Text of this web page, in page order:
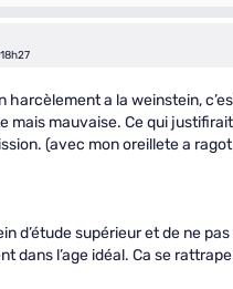
harcèlement a la weinstein,
mais mauvaise. Ce qui justifirait
(avec mon oreillete a
d’étude supérieur et de ne
dans l’age idéal. Ca se